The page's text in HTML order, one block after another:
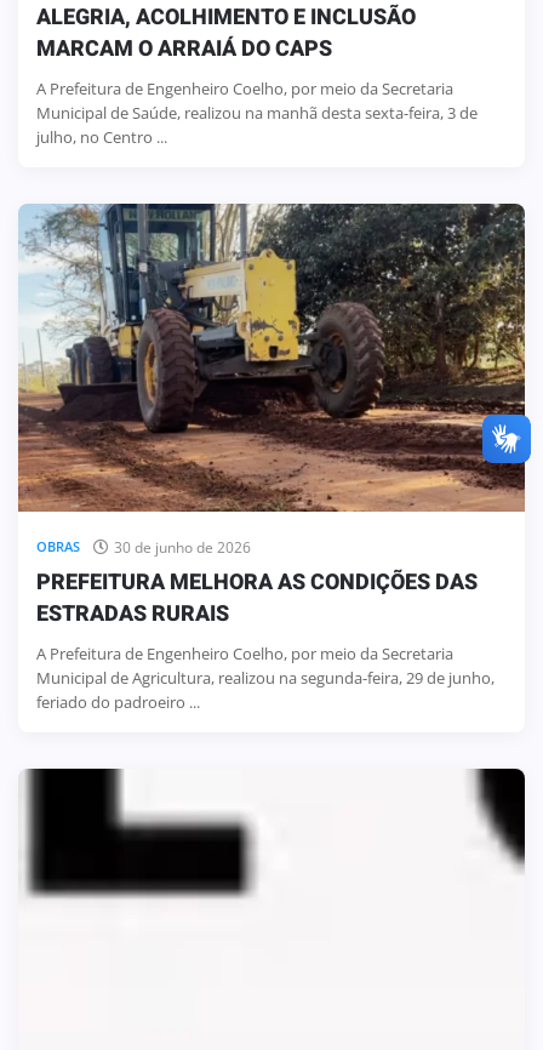
ALEGRIA, ACOLHIMENTO E INCLUSÃO
MARCAM O ARRAIÁ DO CAPS
A Prefeitura de Engenheiro Coelho, por meio da Secretaria
Municipal de Saúde, realizou na manhã desta sexta-feira, 3 de
julho, no Centro ...
OBRAS 30 de junho de 2026
PREFEITURA MELHORA AS CONDIÇÕES DAS
ESTRADAS RURAIS
A Prefeitura de Engenheiro Coelho, por meio da Secretaria
Municipal de Agricultura, realizou na segunda-feira, 29 de junho,
feriado do padroeiro ...